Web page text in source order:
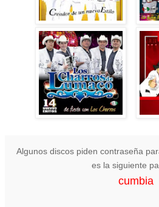
Algunos discos piden contraseña
es la siguiente
cumbia